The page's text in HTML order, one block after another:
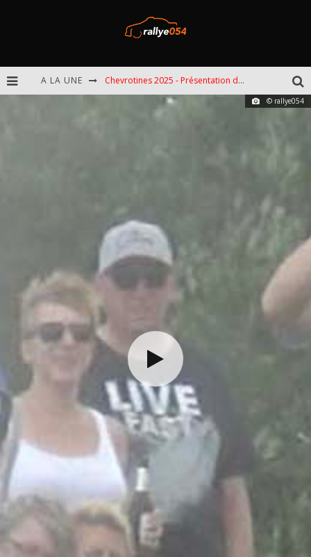
A LA UNE Chevrotines 2025 - Présentation de l'épreuve
© rallye054